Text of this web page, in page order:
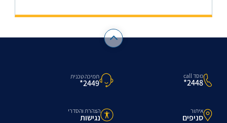
מסד call
2448*
תמיכה טכנית
2449*
איתור
סניפים
הצהרת והסדרי
נגישות